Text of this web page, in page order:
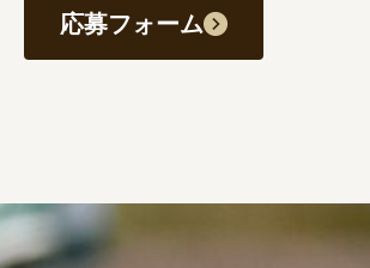
応募フォーム